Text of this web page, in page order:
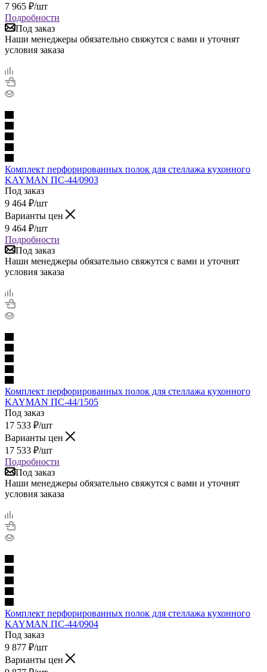
7 965 ₽/шт
Подробности
Под заказ
Наши менеджеры обязательно свяжутся с вами и уточнят
условия заказа
Комплект перфорированных полок для стеллажа кухонного
KAYMAN ПС-44/0903
Под заказ
9 464 ₽/шт
Варианты цен
9 464 ₽/шт
Подробности
Под заказ
Наши менеджеры обязательно свяжутся с вами и уточнят
условия заказа
Комплект перфорированных полок для стеллажа кухонного
KAYMAN ПС-44/1505
Под заказ
17 533 ₽/шт
Варианты цен
17 533 ₽/шт
Подробности
Под заказ
Наши менеджеры обязательно свяжутся с вами и уточнят
условия заказа
Комплект перфорированных полок для стеллажа кухонного
KAYMAN ПС-44/0904
Под заказ
9 877 ₽/шт
Варианты цен